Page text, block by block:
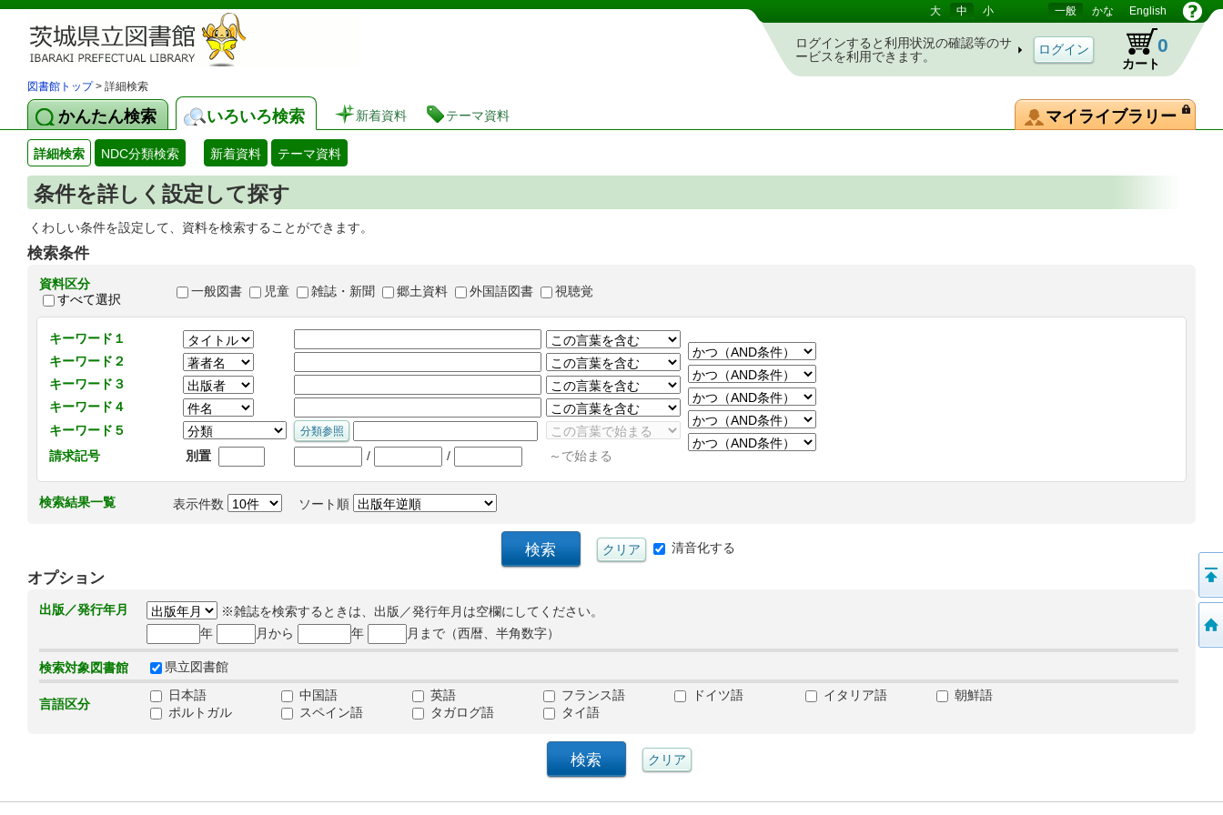
茨城県立図書館 蔵書検索・予約システム 大 中 小 一般 かな English
ログインすると利用状況の確認等のサ
ービスを利用できます。
カート
0
図書館トップ> 詳細検索
かんたん検索 いろいろ検索 新着資料 テーマ資料 マイライブラリー
詳細検索 NDC分類検索 新着資料 テーマ資料
条件を詳しく設定して探す
くわしい条件を設定して、資料を検索することができます。
検索条件
資料区分
すべて選択
一般図書 児童 雑誌・新聞 郷土資料 外国語図書 視聴覚
キーワード１
キーワード２
キーワード３
キーワード４
キーワード５
請求記号
別置 / / ～で始まる
検索結果一覧 表示件数 ソート順
清音化する
オプション
出版／発行年月
※雑誌を検索するときは、出版／発行年月は空欄にしてください。
年
月から 年 月まで（西暦、半角数字）
検索対象図書館 県立図書館
言語区分
日本語 中国語 英語 フランス語 ドイツ語 イタリア語
朝鮮語
ポルトガル
スペイン語 タガログ語 タイ語